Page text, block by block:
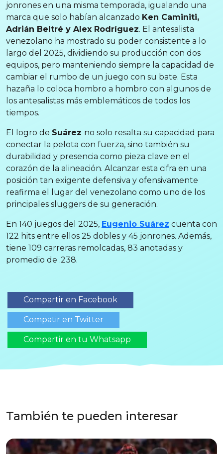
jonrones en una misma temporada, igualando una
marca que solo habían alcanzado Ken Caminiti,
Adrián Beltré y Alex Rodríguez. El antesalista
venezolano ha mostrado su poder consistente a lo
largo del 2025, dividiendo su producción con dos
equipos, pero manteniendo siempre la capacidad de
cambiar el rumbo de un juego con su bate. Esta
hazaña lo coloca hombro a hombro con algunos de
los antesalistas más emblemáticos de todos los
tiempos.
El logro de Suárez no solo resalta su capacidad para
conectar la pelota con fuerza, sino también su
durabilidad y presencia como pieza clave en el
corazón de la alineación. Alcanzar esta cifra en una
posición tan exigente defensiva y ofensivamente
reafirma el lugar del venezolano como uno de los
principales sluggers de su generación.
En 140 juegos del 2025, Eugenio Suárez cuenta con
122 hits entre ellos 25 dobles y 45 jonrones. Además,
tiene 109 carreras remolcadas, 83 anotadas y
promedio de .238.
Compartir en Facebook
Compatir en Twitter
Compartir en tu Whatsapp
También te pueden interesar